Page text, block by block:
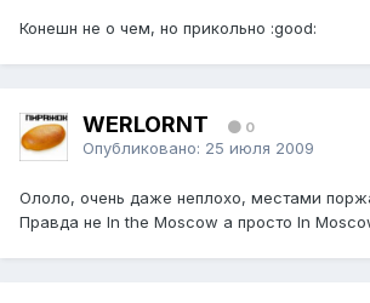
Конешн не о чем, но прикольно :good:
WERLORNT 0
Опубликовано: 25 июля 2009
Ололо, очень даже неплохо, местами
Правда не In the Moscow а просто In